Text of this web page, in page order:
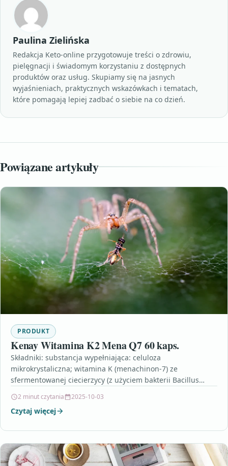
Paulina Zielińska
Redakcja Keto-online przygotowuje treści o zdrowiu,
pielęgnacji i świadomym korzystaniu z dostępnych
produktów oraz usług. Skupiamy się na jasnych
wyjaśnieniach, praktycznych wskazówkach i tematach,
które pomagają lepiej zadbać o siebie na co dzień.
Powiązane artykuły
PRODUKT
Kenay Witamina K2 Mena Q7 60 kaps.
Składniki: substancja wypełniająca: celuloza
mikrokrystaliczna; witamina K (menachinon-7) ze
sfermentowanej ciecierzycy (z użyciem bakterii Bacillus
hydroksypropylometylocelulozaPorcja dzienna: 1
kapsułkaOpakowanie zawiera: 60…
2 minut czytania 2025-10-03
Czytaj więcej